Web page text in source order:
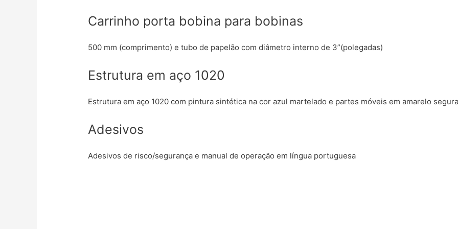
Carrinho porta bobina para bobinas
500 mm (comprimento) e tubo de papelão com diâmetro interno de 3”(polegadas)
Estrutura em aço 1020
Estrutura em aço 1020 com pintura sintética na cor azul martelado e partes móveis em amarelo
Adesivos
Adesivos de risco/segurança e manual de operação em língua portuguesa